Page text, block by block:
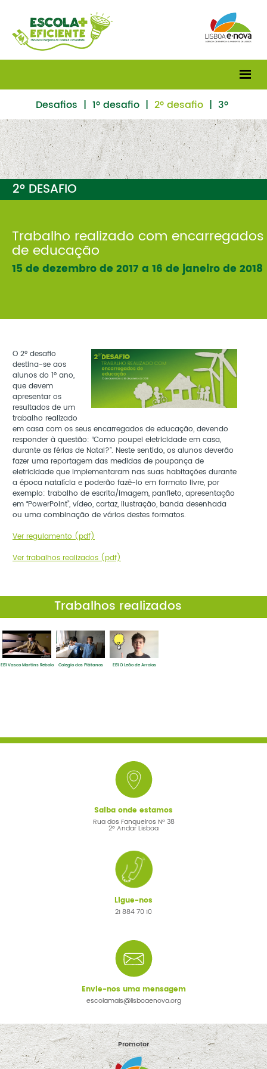
Desafios | 1º desafio | 2º desafio | 3º
desafio |4º desafio
2º DESAFIO
Trabalho realizado com encarregados
de educação
15 de dezembro de 2017 a 16 de janeiro de 2018
O 2º desafio
destina-se aos
alunos do 1º ano,
que devem
apresentar os
resultados de um
trabalho realizado
em casa com os seus encarregados de educação, devendo
responder à questão: “Como poupei eletricidade em casa,
durante as férias de Natal?”. Neste sentido, os alunos deverão
fazer uma reportagem das medidas de poupança de
eletricidade que implementaram nas suas habitações durante
a época natalícia e poderão fazê-lo em formato livre, por
exemplo: trabalho de escrita/imagem, panfleto, apresentação
em “PowerPoint”, vídeo, cartaz, ilustração, banda desenhada
ou uma combinação de vários destes formatos.
Ver regulamento (pdf)
Ver trabalhos realizados (pdf)
Trabalhos realizados
EB1 Vasco Martins Rebolo Colegio dos Plátanos EB1 O Leão de Arroios
Saiba onde estamos
Rua dos Fanqueiros Nº 38
2º Andar Lisboa
Ligue-nos
21 884 70 10
Envie-nos uma mensagem
escolamais@lisboaenova.org
Promotor